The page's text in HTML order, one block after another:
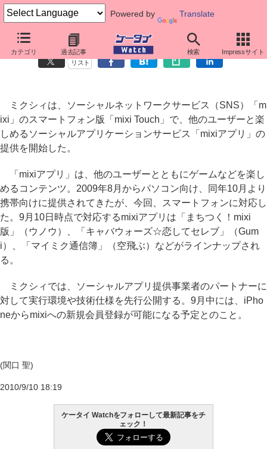
Powered by Translate
カテゴリ 過去記事 検索 Impressサイト
「mixiアプリ」のスマートフォン版がスタート
リスト
ミクシィは、ソーシャルネットワークサービス（SNS）「m
ixi」のスマートフォン版「mixi Touch」で、他のユーザーと楽
しめるソーシャルアプリケーションサービス「mixiアプリ」の
提供を開始した。
「mixiアプリ」は、他のユーザーとともにゲームなどを楽し
めるコンテンツ。2009年8月からパソコン向け、同年10月より
携帯向けに提供されてきたが、今回、スマートフォンに対応し
た。9月10日時点で対応するmixiアプリは「まちつく！mixi
版」（ウノウ）、「キャバウォーズ☆恋してセレブ」（Gum
i）、「マイミク通信簿」（空飛ぶ）などがラインナップされ
る。
ミクシィでは、ソーシャルアプリ提供事業者のパートナーに
対して実行環境や技術仕様を先行公開する。9月中には、iPho
neからmixiへの新規会員登録が可能になる予定とのこと。
(関口 聖)
2010/9/10 18:19
ケータイ Watchをフォローして最新記事をチ
ェック！